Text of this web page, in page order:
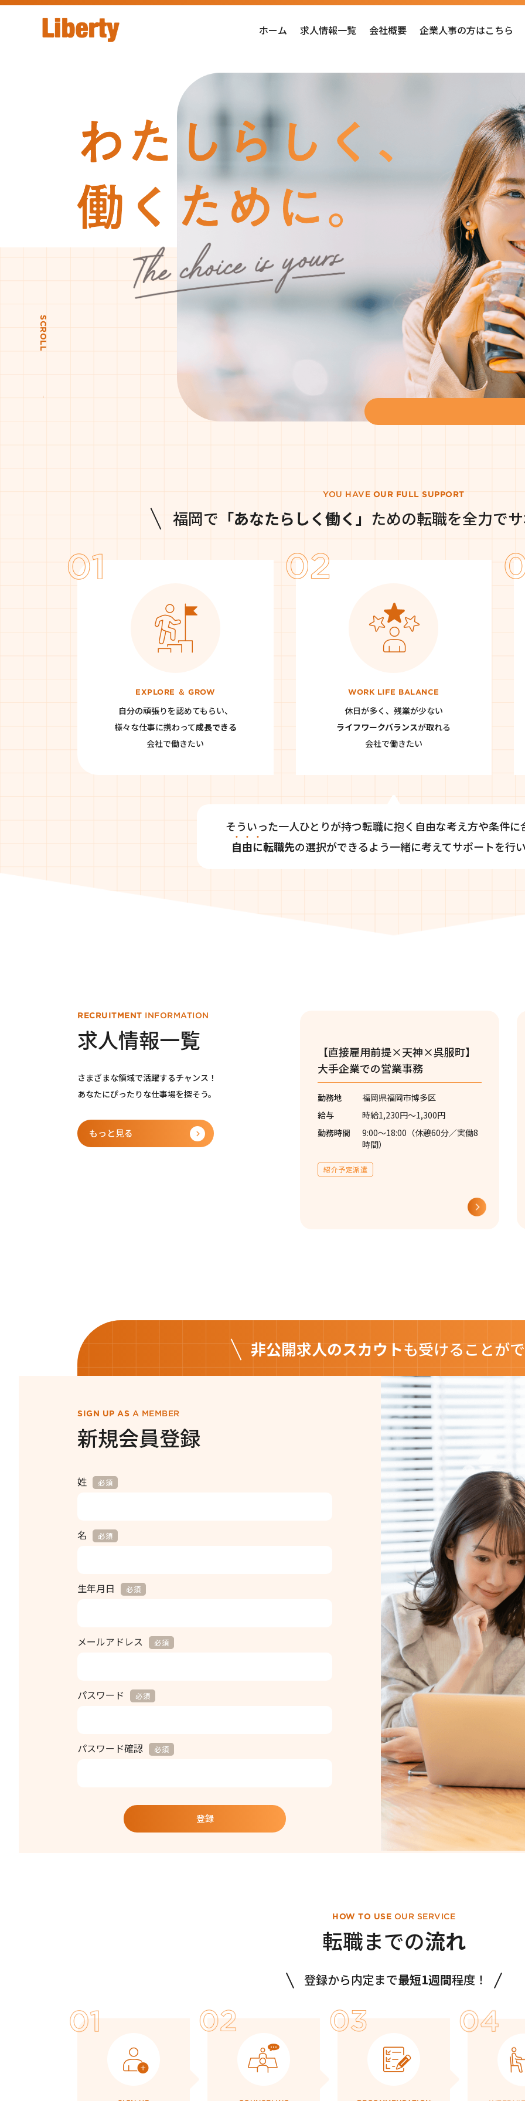
ホーム 求人情報一覧 会社概要 企業人事の方はこちら
SCROLL
YOU HAVE OUR FULL SUPPORT
福岡で 「あなたらしく働く」 ための転職を全力で
EXPLORE ＆ GROW
自分の頑張りを認めてもらい、
様々な仕事に携わって成長できる
会社で働きたい
WORK LIFE BALANCE
休日が多く、残業が少ない
ライフワークバランスが取れる
会社で働きたい
そういった一人ひとりが持つ転職に抱く自由な考え方や条件に
自由に転職先の選択ができるよう一緒に考えてサポートを行
RECRUITMENT INFORMATION
求人情報一覧
さまざまな領域で活躍するチャンス！
あなたにぴったりな仕事場を探そう。
もっと見る
【直接雇用前提×天神×呉服町】
大手企業での営業事務
勤務地
福岡県福岡市博多区
給与
時給1,230円～1,300円
勤務時間
9:00〜18:00（休憩60分／実働8
時間）
紹介予定派遣
非公開求人のスカウトも受けることが
SIGN UP AS A MEMBER
新規会員登録
姓 *
名 *
生年月日 *
メールアドレス *
パスワード *
パスワード確認 *
HOW TO USE OUR SERVICE
転職までの流れ
登録から内定まで最短1週間程度！